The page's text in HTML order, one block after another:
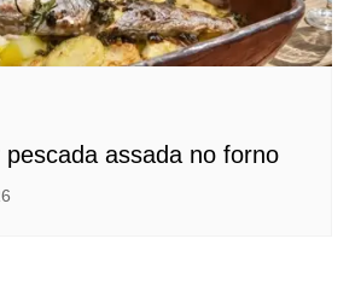
assada no forno